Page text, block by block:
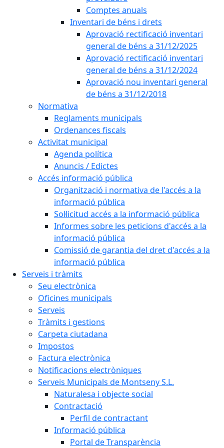
Comptes anuals
Inventari de béns i drets
Aprovació rectificació inventari
general de béns a 31/12/2025
Aprovació rectificació inventari
general de béns a 31/12/2024
Aprovació nou inventari general
de béns a 31/12/2018
Normativa
Reglaments municipals
Ordenances fiscals
Activitat municipal
Agenda política
Anuncis / Edictes
Accés informació pública
Organització i normativa de l'accés a la
informació pública
Sol·licitud accés a la informació pública
Informes sobre les peticions d'accés a la
informació pública
Comissió de garantia del dret d'accés a la
informació pública
Serveis i tràmits
Seu electrònica
Oficines municipals
Serveis
Tràmits i gestions
Carpeta ciutadana
Impostos
Factura electrònica
Notificacions electròniques
Serveis Municipals de Montseny S.L.
Naturalesa i objecte social
Contractació
Perfil de contractant
Informació pública
Portal de Transparència